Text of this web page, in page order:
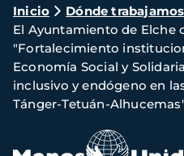
Ruta
de
navegación
Inicio Dónde trabajamos
El Ayuntamiento de Elche
"Fortalecimiento
Economía Social y
inclusivo y endógeno en
Tánger-Tetuán-